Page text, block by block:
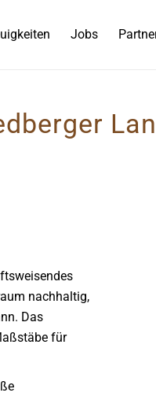
Jobs
nachhaltig,
Das
für